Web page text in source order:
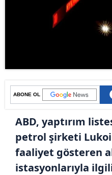
ABONE OL
ABD, yaptırım
petrol şirketi
faaliyet gösteren
istasyonlarıyla